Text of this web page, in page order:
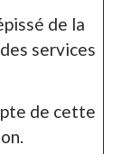
de la
services
de cette